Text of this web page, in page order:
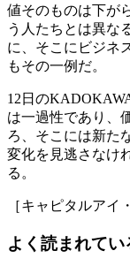
値そのものは下が
う人たちとは異な
に、そこにビジネ
もその一例だ。
12日の
は一過性であり、
ろ、そこには新た
変化を見逃さなけ
る。
［キャピタルアイ
よく読まれてい